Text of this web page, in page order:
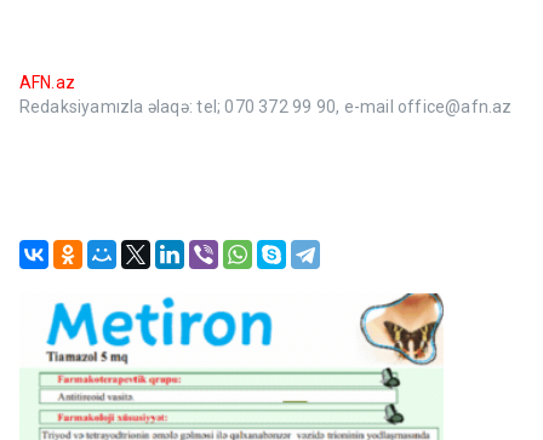
AFN.az
Redaksiyamızla əlaqə: tel; 070 372 99 90, e-mail office@afn.az